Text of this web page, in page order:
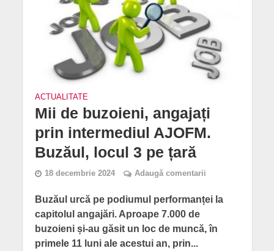
ACTUALITATE
Mii de buzoieni, angajați
prin intermediul AJOFM.
Buzăul, locul 3 pe țară
18 decembrie 2024 Adaugă comentarii
Buzăul urcă pe podiumul performanței la
capitolul angajări. Aproape 7.000 de
buzoieni și-au găsit un loc de muncă, în
primele 11 luni ale acestui an, prin...